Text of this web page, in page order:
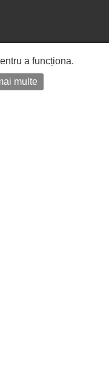
a funcționa.
multe